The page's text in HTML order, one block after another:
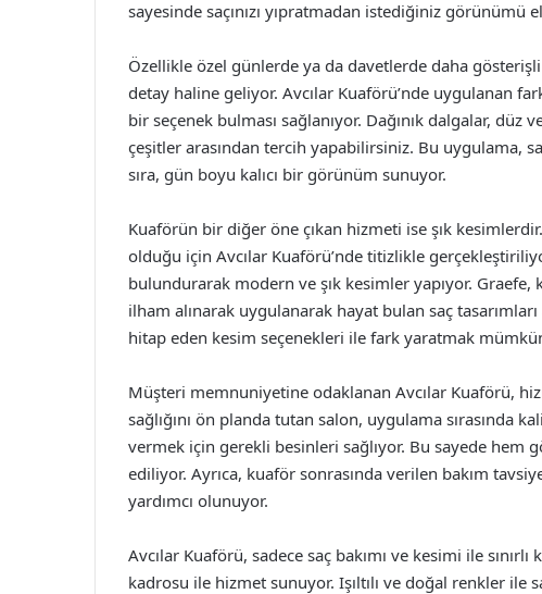
sayesinde saçınızı yıpratmadan istediğiniz görünümü
Özellikle özel günlerde ya da davetlerde daha
detay haline geliyor. Avcılar Kuaförü’nde uygulanan
bir seçenek bulması sağlanıyor. Dağınık dalgalar,
çeşitler arasından tercih yapabilirsiniz. Bu uygulama,
sıra, gün boyu kalıcı bir görünüm sunuyor.
Kuaförün bir diğer öne çıkan hizmeti ise şık
olduğu için Avcılar Kuaförü’nde titizlikle
bulundurarak modern ve şık kesimler yapıyor.
ilham alınarak uygulanarak hayat bulan saç
hitap eden kesim seçenekleri ile fark yaratmak
Müşteri memnuniyetine odaklanan Avcılar Kuaförü,
sağlığını ön planda tutan salon, uygulama sırasında
vermek için gerekli besinleri sağlıyor. Bu sayede hem
ediliyor. Ayrıca, kuaför sonrasında verilen bakım
yardımcı olunuyor.
Avcılar Kuaförü, sadece saç bakımı ve kesimi ile
kadrosu ile hizmet sunuyor. Işıltılı ve doğal renkler ile